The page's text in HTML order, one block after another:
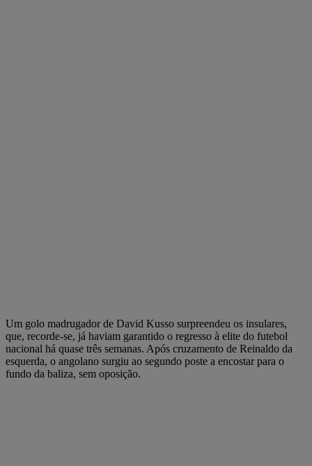
Um golo madrugador de David Kusso surpreendeu os insulares,
que, recorde-se, já haviam garantido o regresso à elite do futebol
nacional há quase três semanas. Após cruzamento de Reinaldo da
esquerda, o angolano surgiu ao segundo poste a encostar para o
fundo da baliza, sem oposição.